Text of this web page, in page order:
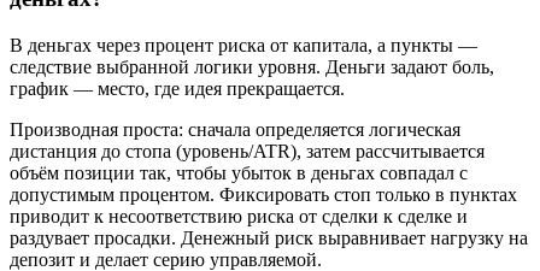
В деньгах через процент риска от капитала, а пункты —
следствие выбранной логики уровня. Деньги задают боль,
график — место, где идея прекращается.
Производная проста: сначала определяется логическая
дистанция до стопа (уровень/ATR), затем рассчитывается
объём позиции так, чтобы убыток в деньгах совпадал с
допустимым процентом. Фиксировать стоп только в пунктах
приводит к несоответствию риска от сделки к сделке и
раздувает просадки. Денежный риск выравнивает нагрузку на
депозит и делает серию управляемой.